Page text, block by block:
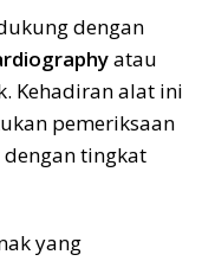
dengan
atau
Kehadiran alat ini
pemeriksaan
tingkat
yang